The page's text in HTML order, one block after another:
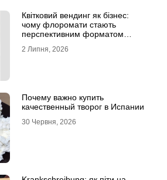
Квітковий вендинг як бізнес:
чому флоромати стають
перспективним форматом
2 Липня, 2026
Почему важно купить
качественный творог в Испании
30 Червня, 2026